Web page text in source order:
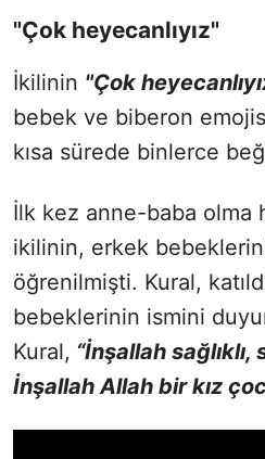
"Çok heyecanlıyız"
İkilinin "Çok
bebek ve biberon
kısa sürede binlerce
İlk kez anne-baba olma
ikilinin, erkek
öğrenilmişti. Kural,
bebeklerinin ismini
Kural, “İnşallah sağlıklı,
İnşallah Allah bir kız